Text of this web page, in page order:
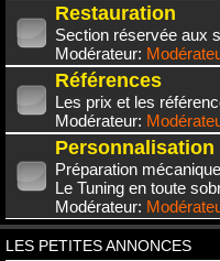
Restauration
Section réservée aux
Modérateur:
Références
Les prix et les
Modérateur:
Personnalisation
Préparation
Le Tuning en toute
Modérateur:
LES PETITES ANNONCES